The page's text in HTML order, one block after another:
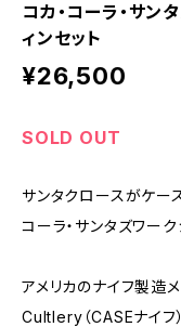
コカ・コーラ・サン
ィンセット
¥26,500
SOLD OUT
サンタクロースがケー
コーラ・サンタズワーク
アメリカのナイフ製造
Cultlery（CASEナイフ